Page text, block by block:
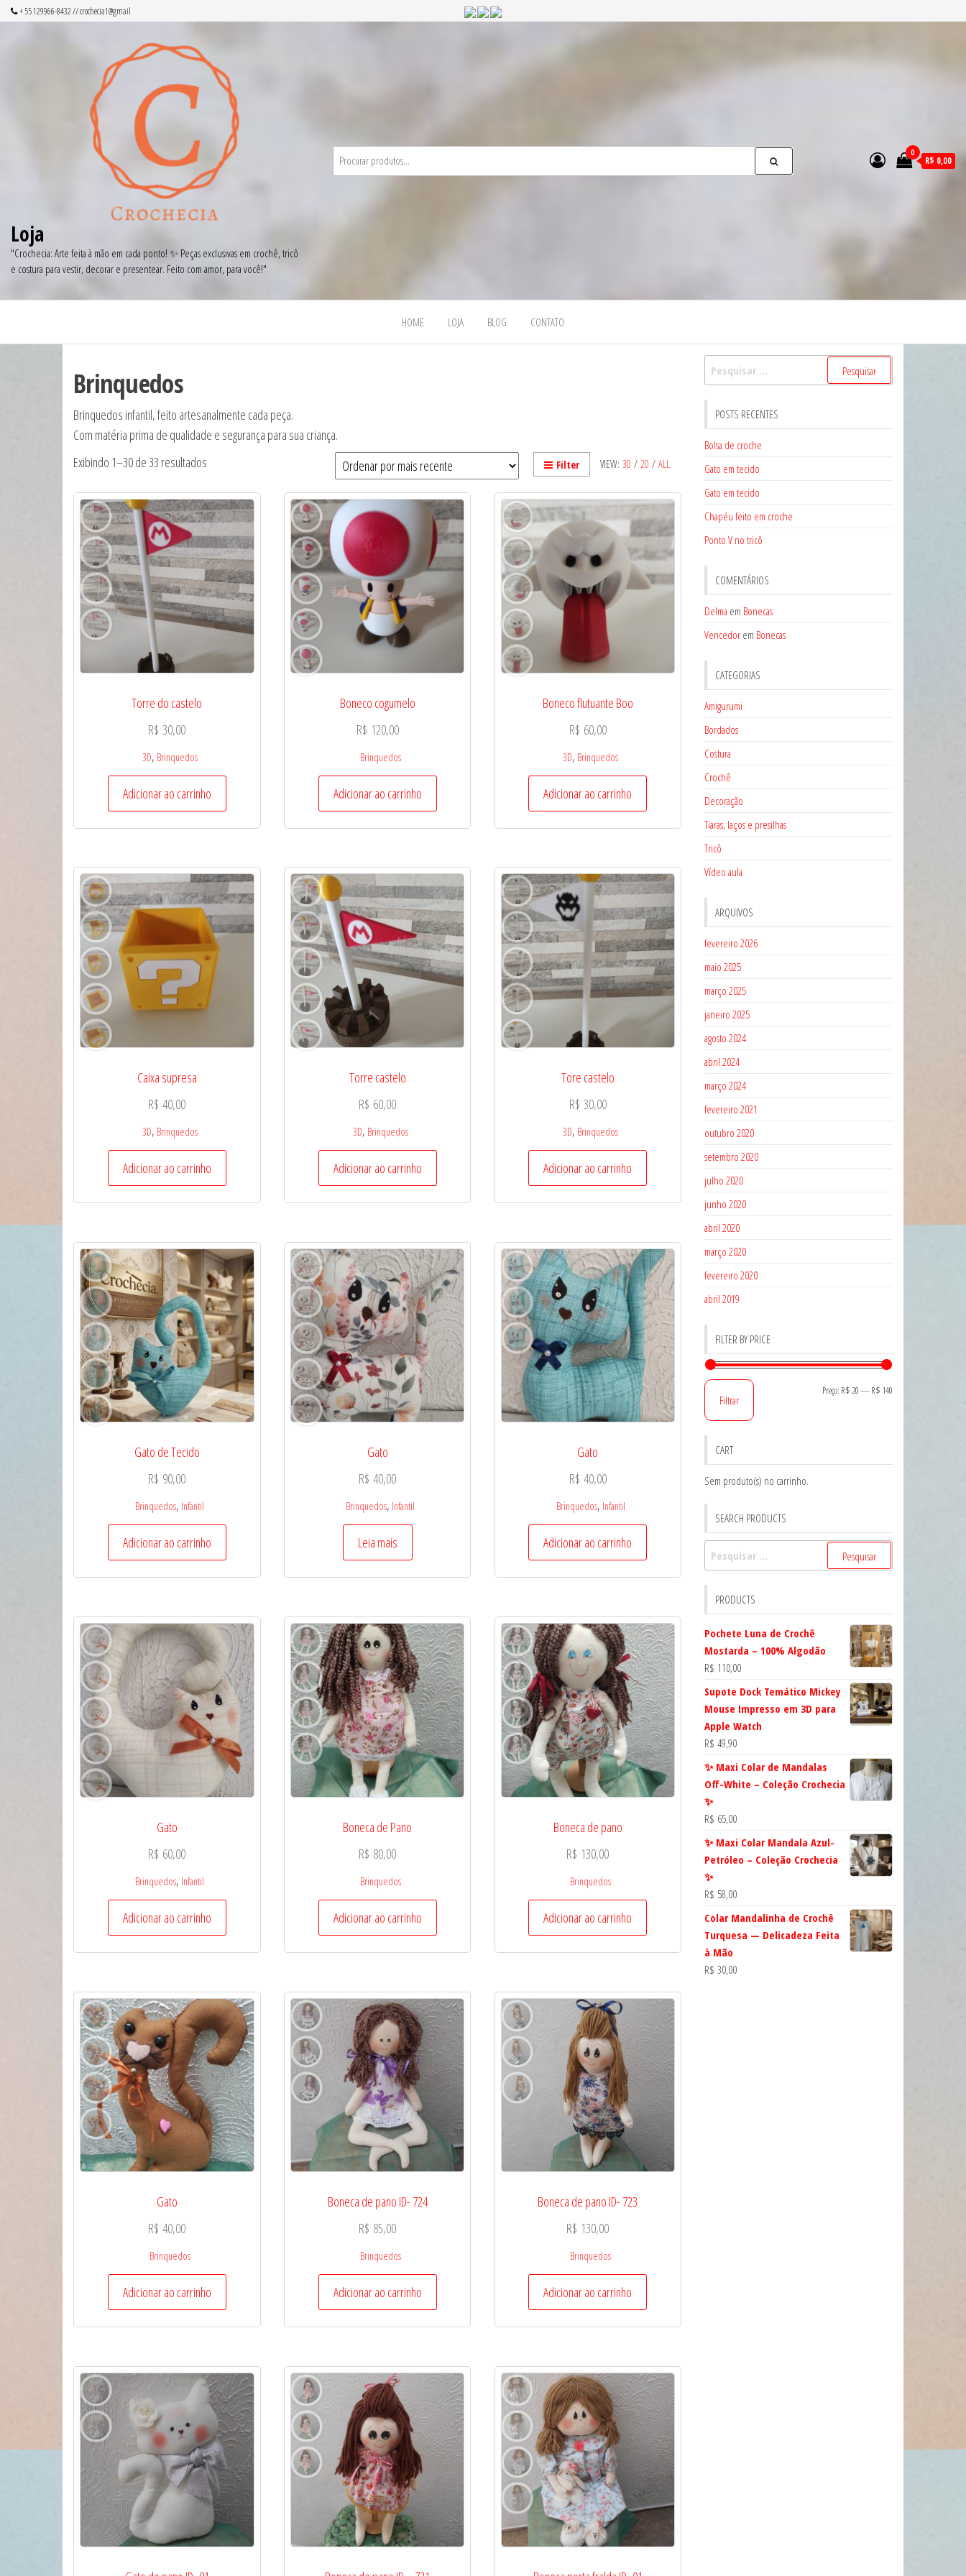
Pular+ 55 129966-8432 // crochecia1@gmail
Loja
"Crochecia: Arte feita à mão em cada ponto! ✨ Peças exclusivas em crochê, tricô
e costura para vestir, decorar e presentear. Feito com amor, para você!"
0
R$ 0,00
HOME LOJA BLOG CONTATO
Brinquedos
Brinquedos infantil, feito artesanalmente cada peça.
Com matéria prima de qualidade e segurança para sua criança.
VIEW: 30 / 20 / ALL
Filter
Exibindo 1–30 de 33 resultados
mais
recente
Torre do castelo
R$ 30,00
3D, Brinquedos
Adicionar ao carrinho
Boneco cogumelo
R$ 120,00
Brinquedos
Adicionar ao carrinho
Boneco flutuante Boo
R$ 60,00
3D, Brinquedos
Adicionar ao carrinho
Caixa supresa
R$ 40,00
3D, Brinquedos
Adicionar ao carrinho
Torre castelo
R$ 60,00
3D, Brinquedos
Adicionar ao carrinho
Tore castelo
R$ 30,00
3D, Brinquedos
Adicionar ao carrinho
Gato de Tecido
R$ 90,00
Brinquedos, Infantil
Adicionar ao carrinho
Gato
R$ 40,00
Brinquedos, Infantil
Leia mais
Gato
R$ 40,00
Brinquedos, Infantil
Adicionar ao carrinho
Gato
R$ 60,00
Brinquedos, Infantil
Adicionar ao carrinho
Boneca de Pano
R$ 80,00
Brinquedos
Adicionar ao carrinho
Boneca de pano
R$ 130,00
Brinquedos
Adicionar ao carrinho
Gato
R$ 40,00
Brinquedos
Adicionar ao carrinho
Boneca de pano ID- 724
R$ 85,00
Brinquedos
Adicionar ao carrinho
Boneca de pano ID- 723
R$ 130,00
Brinquedos
Adicionar ao carrinho
Pesquisar
por:
POSTS RECENTES
Bolsa de croche
Gato em tecido
Gato em tecido
Chapéu feito em croche
Ponto V no tricô
COMENTÁRIOS
Delma em Bonecas
Vencedorem Bonecas
CATEGORIAS
Amigurumi
Bordados
Costura
Crochê
Decoração
Tiaras, laços e presilhas
Tricô
Vídeo aula
ARQUIVOS
fevereiro 2026
maio 2025
março 2025
janeiro 2025
agosto 2024
abril 2024
março 2024
fevereiro 2021
outubro 2020
setembro 2020
julho 2020
junho 2020
abril 2020
março 2020
fevereiro 2020
abril 2019
FILTER BY PRICE
Filtrar
Preço: R$ 20—R$ 140
CART
Sem produto(s) no carrinho.
SEARCH PRODUCTS
Pesquisar
por:
PRODUCTS
Pochete Luna de Crochê
Mostarda – 100% Algodão
R$ 110,00
Supote Dock Temático Mickey
Mouse Impresso em 3D para
Apple Watch
R$ 49,90
✨ Maxi Colar de Mandalas
Off-White – Coleção Crochecia
✨
R$ 65,00
✨ Maxi Colar Mandala Azul-
Petróleo – Coleção Crochecia
✨
R$ 58,00
Colar Mandalinha de Crochê
Turquesa — Delicadeza Feita
à Mão
R$ 30,00